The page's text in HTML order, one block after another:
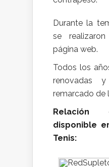
Durante la
se
página web.
Todos los
renovadas
remarcado de
Relación
disponible
Tenis: